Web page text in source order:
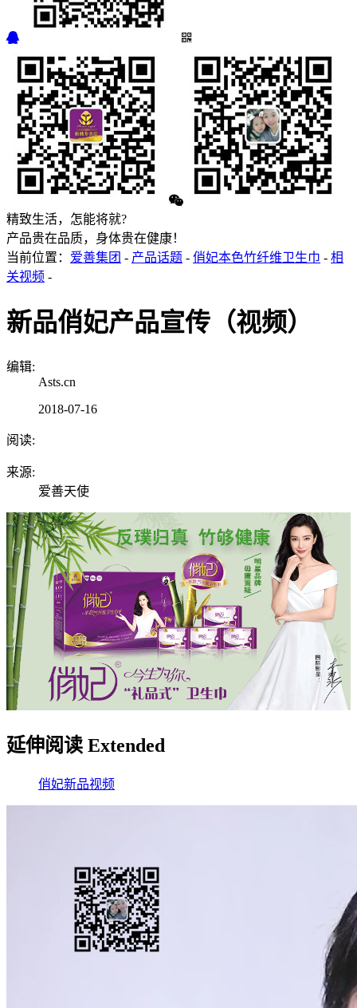
精致生活，怎能将就?
产品贵在品质，身体贵在健康！
当前位置： 爱善集团 - 产品话题 - 俏妃本色竹纤维卫生巾 - 相
关视频 -
新品俏妃产品宣传（视频）
编辑:
Asts.cn
2018-07-16
阅读:
来源:
爱善天使
延伸阅读 Extended
俏妃新品视频